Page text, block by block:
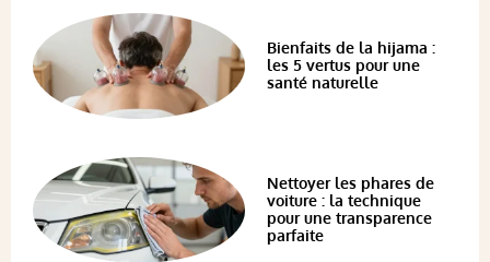
Bienfaits de la hijama :
les 5 vertus pour une
santé naturelle
Nettoyer les phares de
voiture : la technique
pour une transparence
parfaite